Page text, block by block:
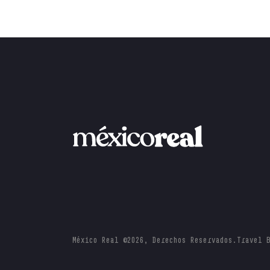
México Real ©2026, Derechos Reservados. Travel